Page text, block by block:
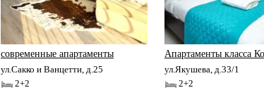
современные апартаменты
ул.Сакко и Ванцетти, д.25
2+2
Апартаменты класса
ул.Якушева, д.33/1
2+2